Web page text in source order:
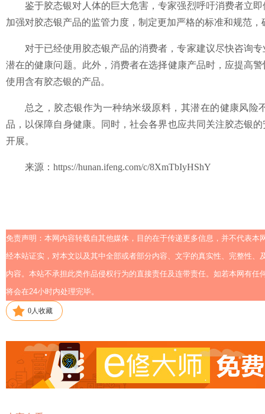
鉴于胶态银对人体的巨大危害，专家强烈呼吁消费者立
加强对胶态银产品的监管力度，制定更加严格的标准和规范
对于已经使用胶态银产品的消费者，专家建议尽快咨询
潜在的健康问题。此外，消费者在选择健康产品时，应提高
使用含有胶态银的产品。
总之，胶态银作为一种纳米级原料，其潜在的健康风险
品，以保障自身健康。同时，社会各界也应共同关注胶态银
开展。
来源：https://hunan.ifeng.com/c/8XmTbIyHShY
免责声明：本网内容转载自其他媒体，目的在于传递更多信息，并不代表
经本站证实，对本文以及其中全部或者部分内容、文字的真实性、完整性
内容。本站不承担此类作品侵权行为的直接责任及连带责任。如若本网有任
将会在24小时内处理完毕。
0人收藏